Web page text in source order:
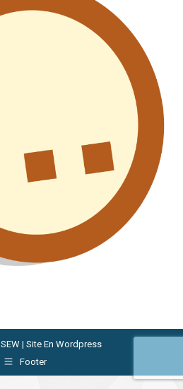
SEW | Site En Wordpress
Footer